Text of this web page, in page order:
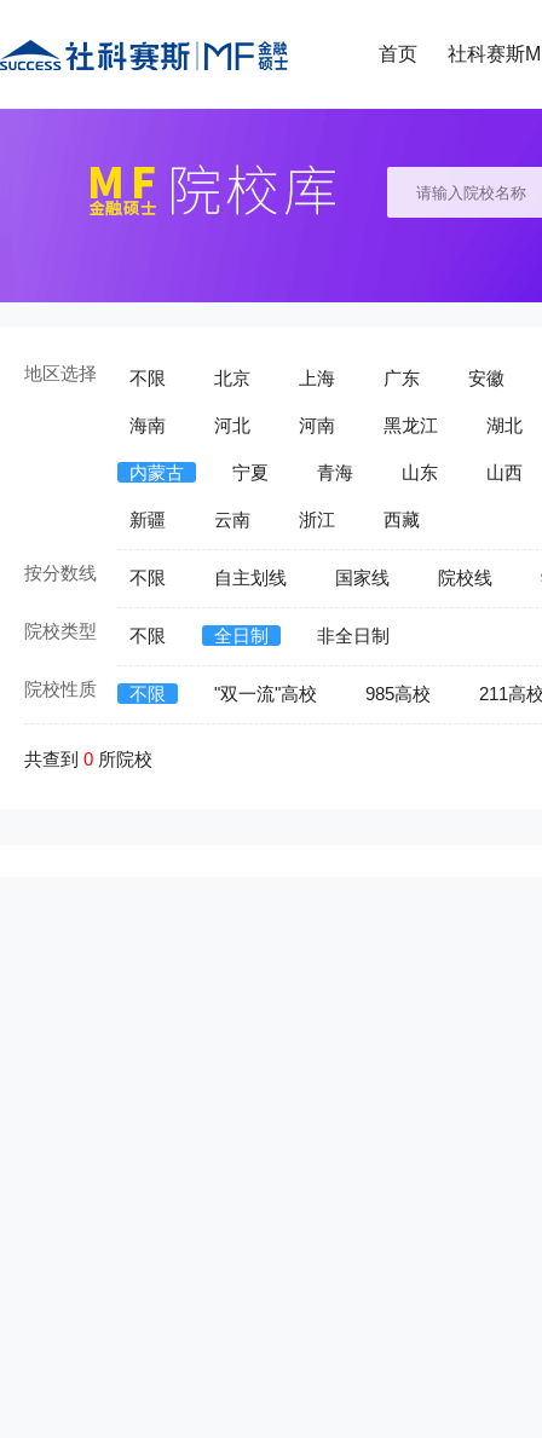
首页 社科赛斯
地区选择 不限 北京 上海 广东 安徽
海南 河北 河南 黑龙江 湖北
内蒙古 宁夏 青海 山东 山西
新疆 云南 浙江 西藏
按分数线 不限 自主划线 国家线 院校线
院校类型 不限 全日制 非全日制
院校性质 不限 "双一流"高校 985高校 211高
共查到 0 所院校